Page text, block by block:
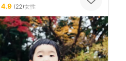
4.9 (22)女性